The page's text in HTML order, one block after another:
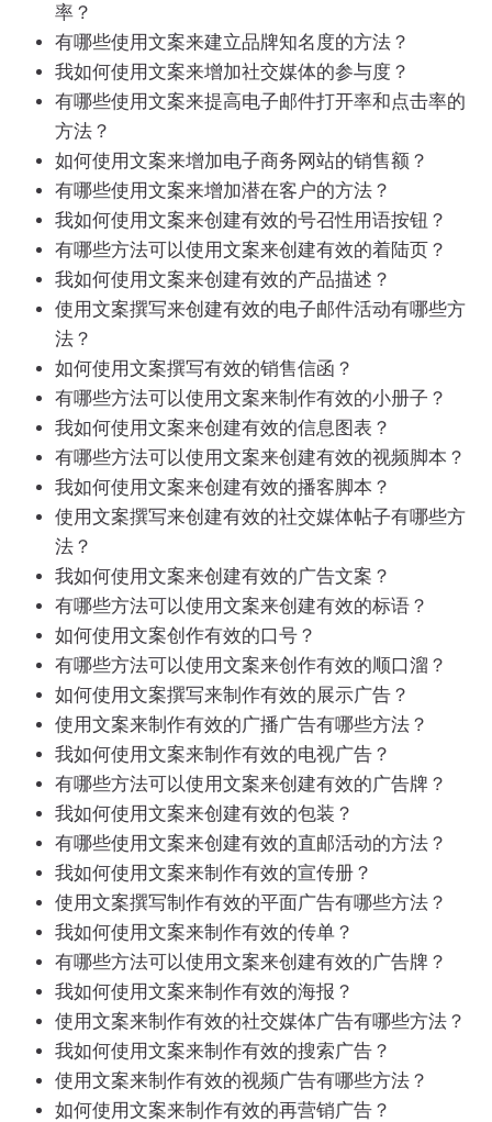
率？
有哪些使用文案来建立品牌知名度的方法？
我如何使用文案来增加社交媒体的参与度？
有哪些使用文案来提高电子邮件打开率和点击率的
方法？
如何使用文案来增加电子商务网站的销售额？
有哪些使用文案来增加潜在客户的方法？
我如何使用文案来创建有效的号召性用语按钮？
有哪些方法可以使用文案来创建有效的着陆页？
我如何使用文案来创建有效的产品描述？
使用文案撰写来创建有效的电子邮件活动有哪些方
法？
如何使用文案撰写有效的销售信函？
有哪些方法可以使用文案来制作有效的小册子？
我如何使用文案来创建有效的信息图表？
有哪些方法可以使用文案来创建有效的视频脚本？
我如何使用文案来创建有效的播客脚本？
使用文案撰写来创建有效的社交媒体帖子有哪些方
法？
我如何使用文案来创建有效的广告文案？
有哪些方法可以使用文案来创建有效的标语？
如何使用文案创作有效的口号？
有哪些方法可以使用文案来创作有效的顺口溜？
如何使用文案撰写来制作有效的展示广告？
使用文案来制作有效的广播广告有哪些方法？
我如何使用文案来制作有效的电视广告？
有哪些方法可以使用文案来创建有效的广告牌？
我如何使用文案来创建有效的包装？
有哪些使用文案来创建有效的直邮活动的方法？
我如何使用文案来制作有效的宣传册？
使用文案撰写制作有效的平面广告有哪些方法？
我如何使用文案来制作有效的传单？
有哪些方法可以使用文案来创建有效的广告牌？
我如何使用文案来制作有效的海报？
使用文案来制作有效的社交媒体广告有哪些方法？
我如何使用文案来制作有效的搜索广告？
使用文案来制作有效的视频广告有哪些方法？
如何使用文案来制作有效的再营销广告？